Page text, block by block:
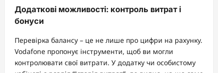
Додаткові можливості: контроль витрат і
бонуси
Перевірка балансу – це не лише про цифри на рахунку.
Vodafone пропонує інструменти, щоб ви могли
контролювати свої витрати. У додатку чи особистому